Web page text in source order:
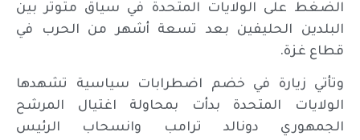
الضغط على الولايات المتحدة في سياق متوتر بين
البلدين الحليفين بعد تسعة أشهر من الحرب في
قطاع غزة.
وتأتي زيارة في خضم اضطرابات سياسية تشهدها
الولايات المتحدة بدأت بمحاولة اغتيال المرشح
الجمهوري دونالد ترامب وانسحاب الرئيس